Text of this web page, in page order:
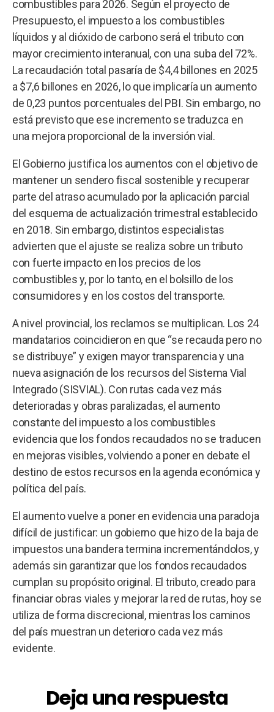
combustibles para 2026. Según el proyecto de
Presupuesto, el impuesto a los combustibles
líquidos y al dióxido de carbono será el tributo con
mayor crecimiento interanual, con una suba del 72%.
La recaudación total pasaría de $4,4 billones en 2025
a $7,6 billones en 2026, lo que implicaría un aumento
de 0,23 puntos porcentuales del PBI. Sin embargo, no
está previsto que ese incremento se traduzca en
una mejora proporcional de la inversión vial.
El Gobierno justifica los aumentos con el objetivo de
mantener un sendero fiscal sostenible y recuperar
parte del atraso acumulado por la aplicación parcial
del esquema de actualización trimestral establecido
en 2018. Sin embargo, distintos especialistas
advierten que el ajuste se realiza sobre un tributo
con fuerte impacto en los precios de los
combustibles y, por lo tanto, en el bolsillo de los
consumidores y en los costos del transporte.
A nivel provincial, los reclamos se multiplican. Los 24
mandatarios coincidieron en que “se recauda pero no
se distribuye” y exigen mayor transparencia y una
nueva asignación de los recursos del Sistema Vial
Integrado (SISVIAL). Con rutas cada vez más
deterioradas y obras paralizadas, el aumento
constante del impuesto a los combustibles
evidencia que los fondos recaudados no se traducen
en mejoras visibles, volviendo a poner en debate el
destino de estos recursos en la agenda económica y
política del país.
El aumento vuelve a poner en evidencia una paradoja
difícil de justificar: un gobierno que hizo de la baja de
impuestos una bandera termina incrementándolos, y
además sin garantizar que los fondos recaudados
cumplan su propósito original. El tributo, creado para
financiar obras viales y mejorar la red de rutas, hoy se
utiliza de forma discrecional, mientras los caminos
del país muestran un deterioro cada vez más
evidente.
Deja una respuesta